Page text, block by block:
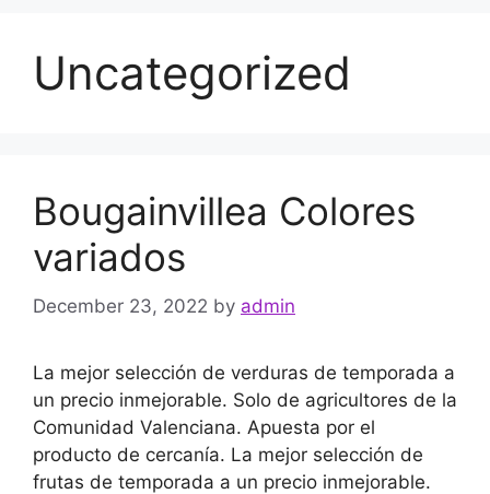
Uncategorized
Bougainvillea Colores
variados
December 23, 2022 by admin
La mejor selección de verduras de temporada a
un precio inmejorable. Solo de agricultores de la
Comunidad Valenciana. Apuesta por el
producto de cercanía. La mejor selección de
frutas de temporada a un precio inmejorable.